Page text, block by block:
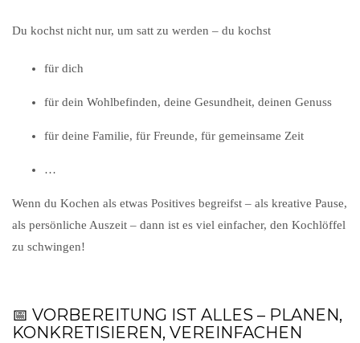
Du kochst nicht nur, um satt zu werden – du kochst
für dich
für dein Wohlbefinden, deine Gesundheit, deinen Genuss
für deine Familie, für Freunde, für gemeinsame Zeit
…
Wenn du Kochen als etwas Positives begreifst – als kreative Pause,
als persönliche Auszeit – dann ist es viel einfacher, den Kochlöffel
zu schwingen!
📅 VORBEREITUNG IST ALLES – PLANEN,
KONKRETISIEREN, VEREINFACHEN